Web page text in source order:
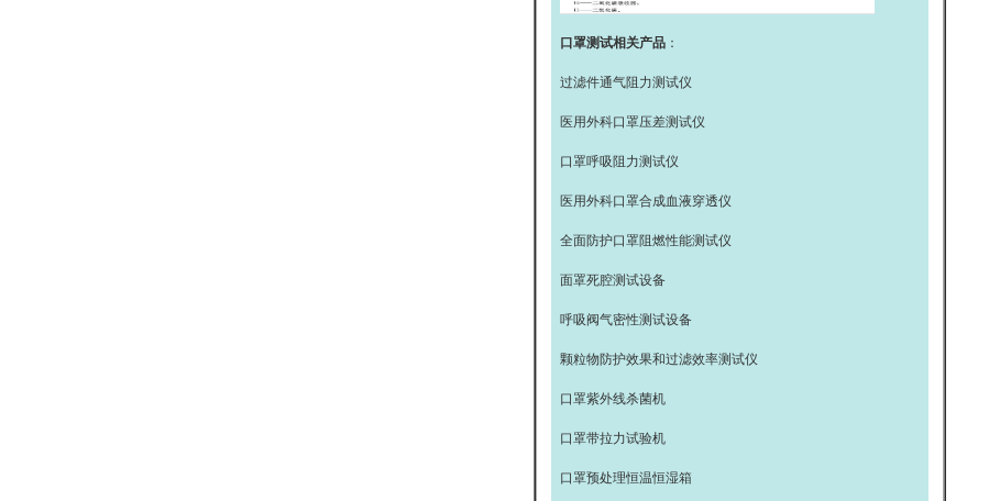
口罩测试相关产品：
过滤件通气阻力测试仪
医用外科口罩压差测试仪
口罩呼吸阻力测试仪
医用外科口罩合成血液穿透仪
全面防护口罩阻燃性能测试仪
面罩死腔测试设备
呼吸阀气密性测试设备
颗粒物防护效果和过滤效率测试仪
口罩紫外线杀菌机
口罩带拉力试验机
口罩预处理恒温恒湿箱